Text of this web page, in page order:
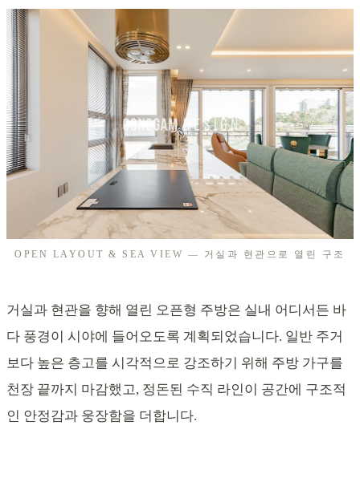
OPEN LAYOUT & SEA VIEW — 거실과 현관으로 열린 구조
거실과 현관을 향해 열린 오픈형 주방은 실내 어디서든 바
다 풍경이 시야에 들어오도록 계획되었습니다. 일반 주거
보다 높은 층고를 시각적으로 강조하기 위해 주방 가구를
천장 끝까지 마감했고, 정돈된 수직 라인이 공간에 구조적
인 안정감과 웅장함을 더합니다.